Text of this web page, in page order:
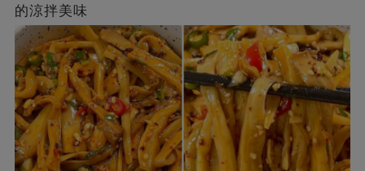
的涼拌美味